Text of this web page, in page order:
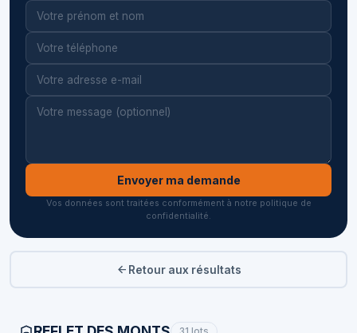
Envoyer ma demande
Vos données sont traitées conformément à notre politique de
confidentialité.
Retour aux résultats